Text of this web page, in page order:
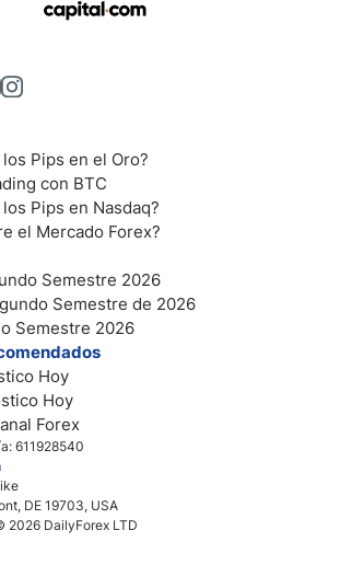
611928540
DE 19703, USA
2026 DailyForex LTD
Pips en el Oro?
con BTC
Pips en Nasdaq?
el Mercado Forex?
Semestre 2026
Semestre de 2026
Semestre 2026
Hoy
Hoy
Forex